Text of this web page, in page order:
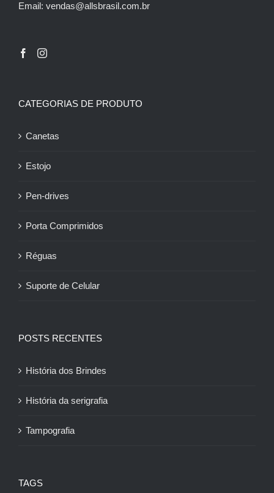
Email: vendas@allsbrasil.com.br
CATEGORIAS DE PRODUTO
Canetas
Estojo
Pen-drives
Porta Comprimidos
Réguas
Suporte de Celular
POSTS RECENTES
História dos Brindes
História da serigrafia
Tampografia
TAGS